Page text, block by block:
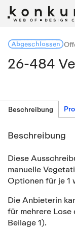
Abgeschlossen
26-484
Beschreibung
Beschreibung
Diese
manuelle
Optionen für je 1
Die Anbieterin
für mehrere
Beilage 1).